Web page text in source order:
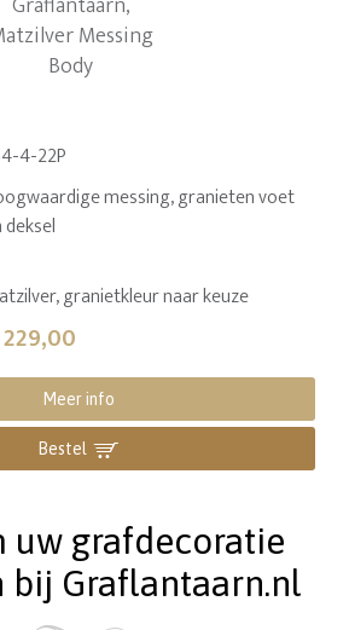
4-22P
messing, granieten voet
deksel
granietkleur naar keuze
Meer info
Bestel
uw grafdecoratie
bij Graflantaarn.nl